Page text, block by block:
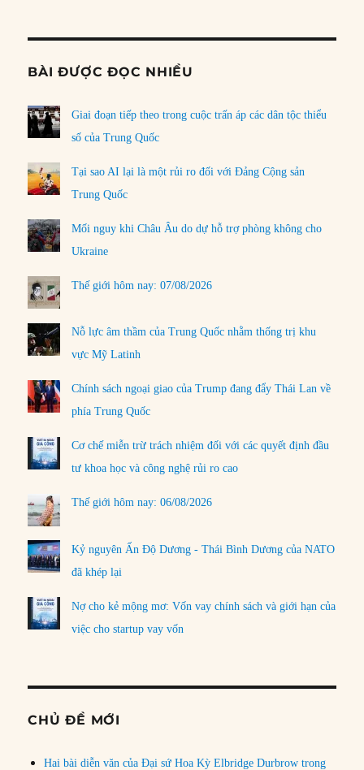
BÀI ĐƯỢC ĐỌC NHIỀU
Giai đoạn tiếp theo trong cuộc trấn áp các dân tộc thiểu
số của Trung Quốc
Tại sao AI lại là một rủi ro đối với Đảng Cộng sản
Trung Quốc
Mối nguy khi Châu Âu do dự hỗ trợ phòng không cho
Ukraine
Thế giới hôm nay: 07/08/2026
Nỗ lực âm thầm của Trung Quốc nhằm thống trị khu
vực Mỹ Latinh
Chính sách ngoại giao của Trump đang đẩy Thái Lan về
phía Trung Quốc
Cơ chế miễn trừ trách nhiệm đối với các quyết định đầu
tư khoa học và công nghệ rủi ro cao
Thế giới hôm nay: 06/08/2026
Kỷ nguyên Ấn Độ Dương - Thái Bình Dương của NATO
đã khép lại
Nợ cho kẻ mộng mơ: Vốn vay chính sách và giới hạn của
việc cho startup vay vốn
CHỦ ĐỀ MỚI
Hai bài diễn văn của Đại sứ Hoa Kỳ Elbridge Durbrow trong